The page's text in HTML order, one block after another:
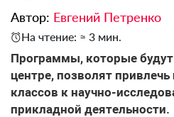
Автор: Евгений Петренко
На чтение: ≈ 3 мин.
Программы, которые
центре, позволят
классов к научно-
прикладной деятельности.